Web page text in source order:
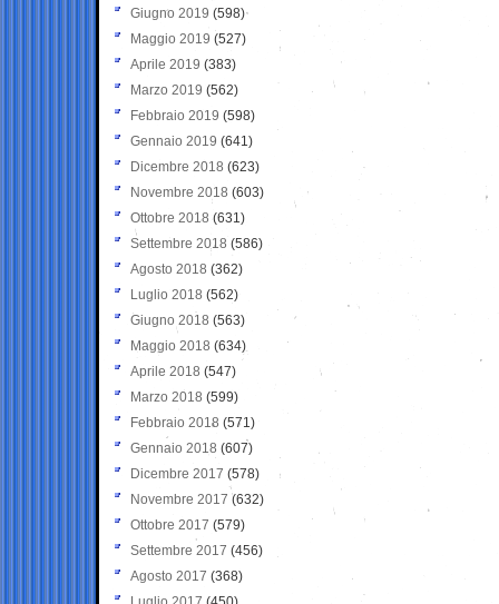
Giugno 2019 (598)
Maggio 2019 (527)
Aprile 2019 (383)
Marzo 2019 (562)
Febbraio 2019 (598)
Gennaio 2019 (641)
Dicembre 2018 (623)
Novembre 2018 (603)
Ottobre 2018 (631)
Settembre 2018 (586)
Agosto 2018 (362)
Luglio 2018 (562)
Giugno 2018 (563)
Maggio 2018 (634)
Aprile 2018 (547)
Marzo 2018 (599)
Febbraio 2018 (571)
Gennaio 2018 (607)
Dicembre 2017 (578)
Novembre 2017 (632)
Ottobre 2017 (579)
Settembre 2017 (456)
Agosto 2017 (368)